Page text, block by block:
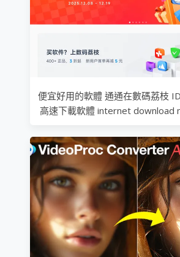
便宜好用的軟體 通通在數碼荔枝
高速下載軟體 internet download